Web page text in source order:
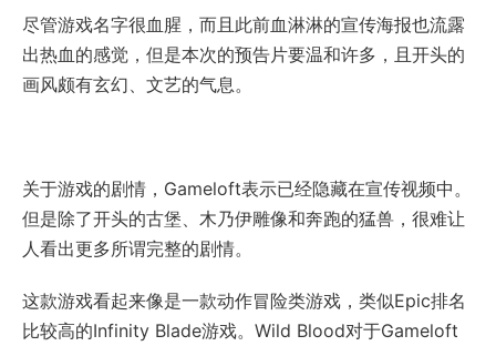
尽管游戏名字很血腥，而且此前血淋淋的宣传海报也流露
出热血的感觉，但是本次的预告片要温和许多，且开头的
画风颇有玄幻、文艺的气息。
关于游戏的剧情，Gameloft表示已经隐藏在宣传视频中。
但是除了开头的古堡、木乃伊雕像和奔跑的猛兽，很难让
人看出更多所谓完整的剧情。
这款游戏看起来像是一款动作冒险类游戏，类似Epic排名
比较高的Infinity Blade游戏。Wild Blood对于Gameloft